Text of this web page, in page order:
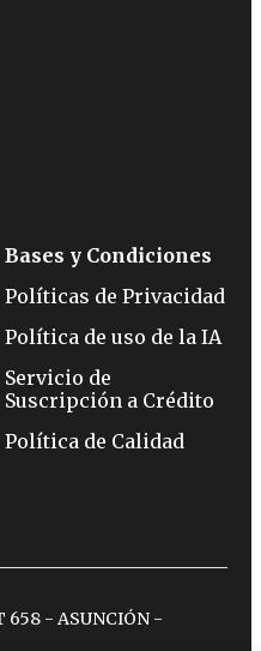
Bases y Condiciones
Políticas de Privacidad
Política de uso de la IA
Servicio de
Suscripción a Crédito
Política de Calidad
658 - ASUNCIÓN -